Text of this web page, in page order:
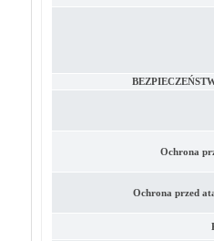
Ochrona
Ochrona przed